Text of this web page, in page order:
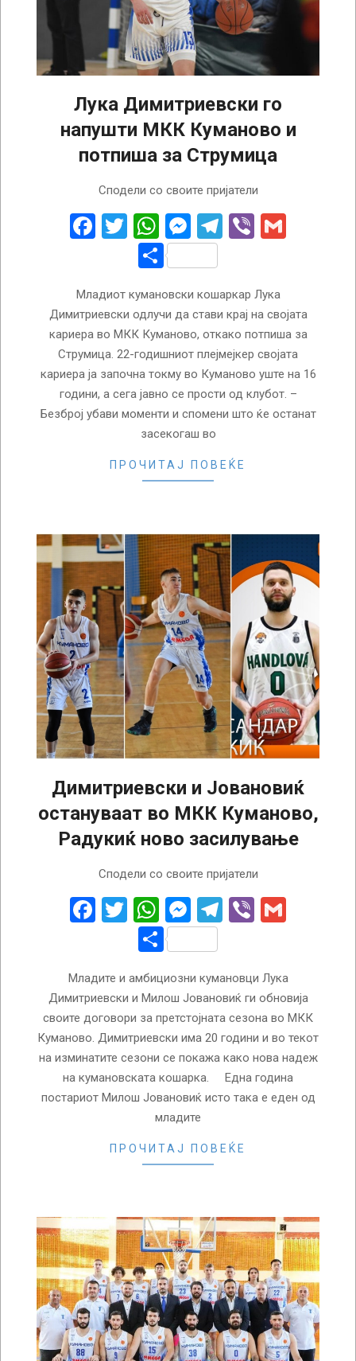
Лука Димитриевски го
напушти МКК Куманово и
потпиша за Струмица
Сподели со своите пријатели
Facebook
Twitter
WhatsApp
Messenger
Telegram
Viber
Share
Младиот кумановски кошаркар Лука
Димитриевски одлучи да стави крај на својата
кариера во МКК Куманово, откако потпиша за
Струмица. 22-годишниот плејмејкер својата
кариера ја започна токму во Куманово уште на 16
години, а сега јавно се прости од клубот. –
Безброј убави моменти и спомени што ќе останат
засекогаш во
ПРОЧИТАЈ ПОВЕЌЕ
Димитриевски и Јовановиќ
остануваат во МКК Куманово,
Радукиќ ново засилување
Сподели со своите пријатели
Facebook
Twitter
WhatsApp
Messenger
Telegram
Viber
Share
Младите и амбициозни кумановци Лука
Димитриевски и Милош Јовановиќ ги обновија
своите договори за претстојната сезона во МКК
Куманово. Димитриевски има 20 години и во текот
на изминатите сезони се покажа како нова надеж
на кумановската кошарка. Една година
постариот Милош Јовановиќ исто така е еден од
младите
ПРОЧИТАЈ ПОВЕЌЕ